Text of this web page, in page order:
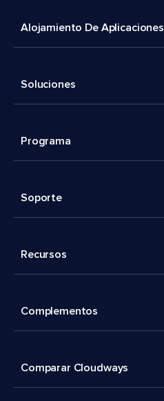
Alojamiento De Aplicaciones
Soluciones
Programa
Soporte
Recursos
Complementos
Comparar Cloudways